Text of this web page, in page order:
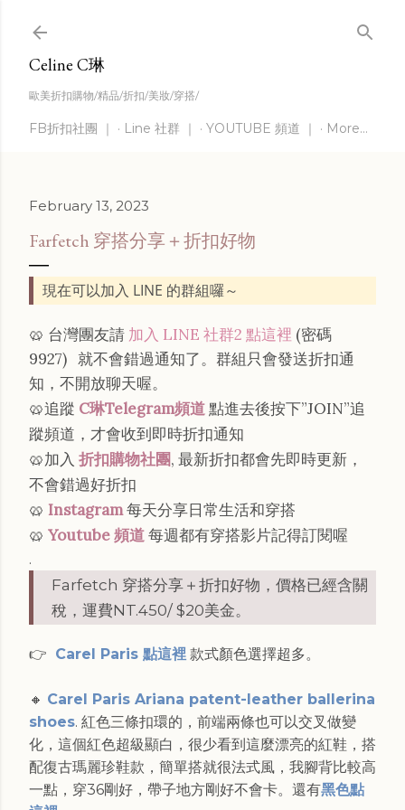
Celine C琳
歐美折扣購物/精品/折扣/美妝/穿搭/
FB折扣社團 ｜ Line 社群 ｜ YOUTUBE 頻道 ｜ More…
February 13, 2023
Farfetch 穿搭分享＋折扣好物
現在可以加入 LINE 的群組囉～
🥨 台灣團友請 加入 LINE 社群2 點這裡 (密碼
9927) 就不會錯過通知了。群組只會發送折扣通
知，不開放聊天喔。
🥨追蹤 C琳Telegram頻道點進去後按下”JOIN”追
蹤頻道，才會收到即時折扣通知
🥨加入 折扣購物社團, 最新折扣都會先即時更新，
不會錯過好折扣
🥨 Instagram每天分享日常生活和穿搭
🥨 Youtube 頻道每週都有穿搭影片記得訂閱喔
.
Farfetch 穿搭分享＋折扣好物，價格已經含關
稅，運費NT.450/ $20美金。
👉 Carel Paris 點這裡 款式顏色選擇超多。
🔸 Carel Paris Ariana patent-leather ballerina
shoes. 紅色三條扣環的，前端兩條也可以交叉做變
化，這個紅色超級顯白，很少看到這麼漂亮的紅鞋，搭
配復古瑪麗珍鞋款，簡單搭就很法式風，我腳背比較高
一點，穿36剛好，帶子地方剛好不會卡。還有黑色點